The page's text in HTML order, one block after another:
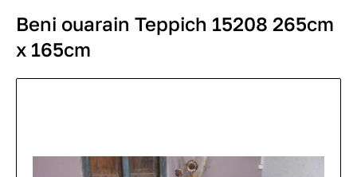
Beni ouarain Teppich 15208 265cm
x 165cm